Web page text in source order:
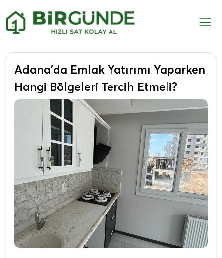
Adana’da Emlak Yatırımı Yaparken
Hangi Bölgeleri Tercih Etmeli?